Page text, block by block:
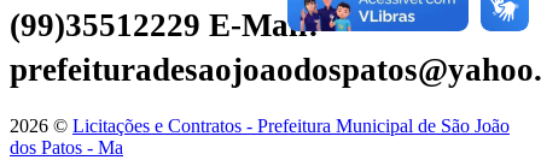
(99)35512229 E-Mail:
2026 © Licitações e Contratos - Prefeitura Municipal de São João
dos Patos - Ma